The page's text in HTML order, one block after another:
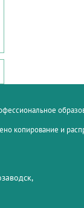
копирование и